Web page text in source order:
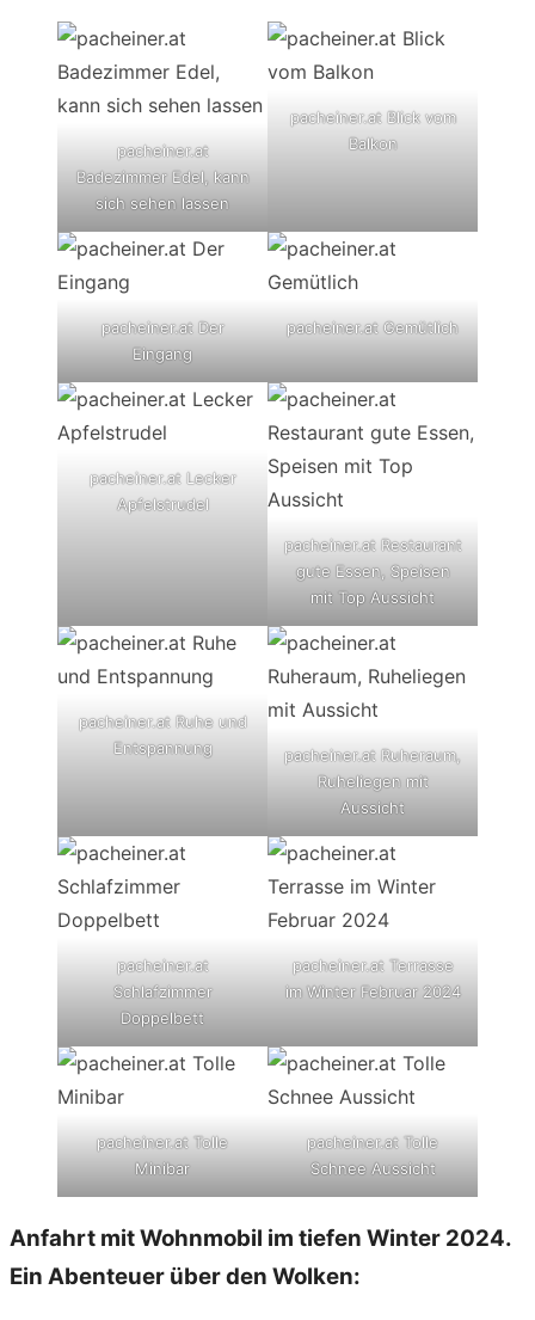
pacheiner.at
Badezimmer Edel, kann
sich sehen lassen
pacheiner.at Blick vom
Balkon
pacheiner.at Der
Eingang
pacheiner.at Gemütlich
pacheiner.at Lecker
Apfelstrudel
pacheiner.at Restaurant
gute Essen, Speisen
mit Top Aussicht
pacheiner.at Ruhe und
Entspannung
pacheiner.at Ruheraum,
Ruheliegen mit
Aussicht
pacheiner.at
Schlafzimmer
Doppelbett
pacheiner.at Terrasse
im Winter Februar 2024
pacheiner.at Tolle
Minibar
pacheiner.at Tolle
Schnee Aussicht
Anfahrt mit Wohnmobil im tiefen Winter 2024.
Ein Abenteuer über den Wolken: